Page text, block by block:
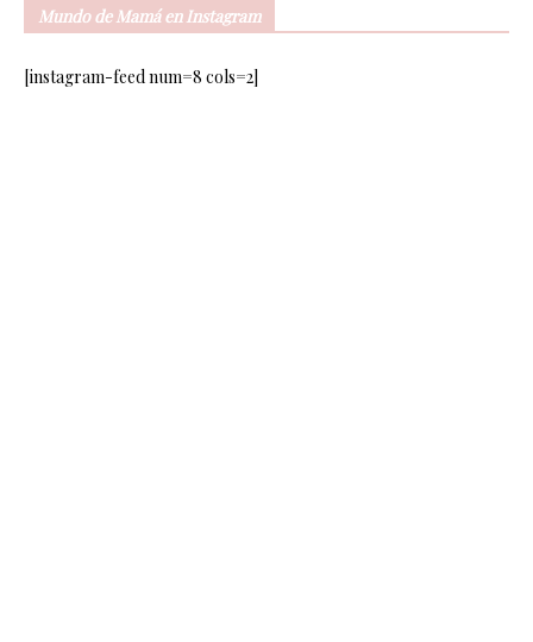
Mundo de Mamá en Instagram
[instagram-feed num=8 cols=2]